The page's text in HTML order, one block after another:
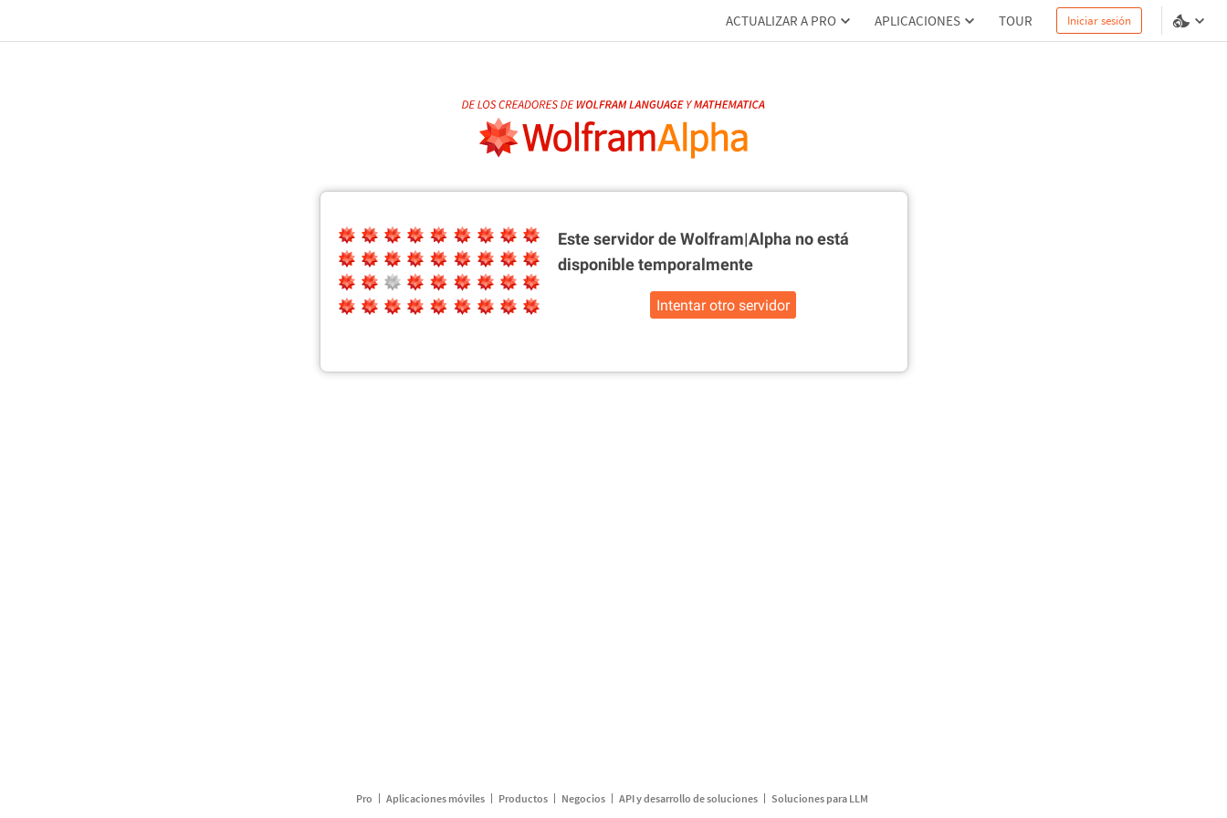
ACTUALIZAR A PRO APLICACIONES TOUR Iniciar sesión
Este servidor de Wolfram|Alpha no está
disponible temporalmente
Intentar otro servidor
Pro Aplicaciones móviles Productos Negocios API y desarrollo de soluciones Soluciones para LLM